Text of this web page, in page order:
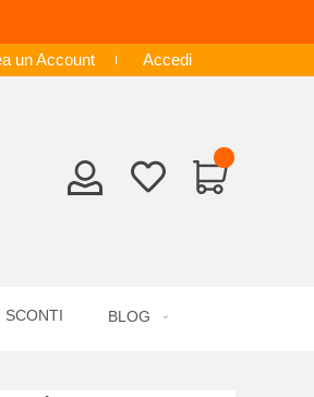
un Account Accedi
SCONTI BLOG